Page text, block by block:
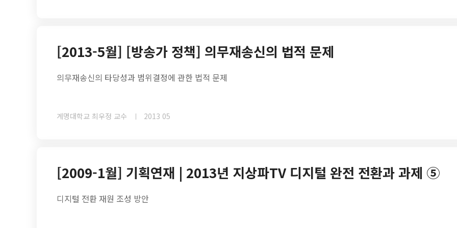
[2013-5월] [방송가 정책] 의무재송신의 법적 문제
의무재송신의 타당성과 범위결정에 관한 법적 문제
계명대학교 최우정 교수 2013 05
[2009-1월] 기획연재 | 2013년 지상파TV 디지털 완전 전환과 과제 ⑤
디지털 전환 재원 조성 방안